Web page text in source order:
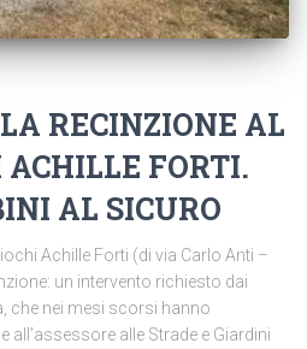
RECINZIONE AL
ACHILLE FORTI.
AL SICURO
Achille Forti (di via Carlo Anti –
un intervento richiesto dai
che nei mesi scorsi hanno
alle Strade e Giardini